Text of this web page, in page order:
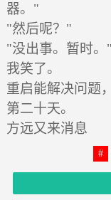
器。"
"然后呢？"
"没出事。暂时。"
我笑了。
重启能解决问题
第二十天。
方远又来消息